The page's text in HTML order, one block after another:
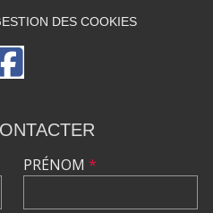
DES COOKIES
PRÉNOM *